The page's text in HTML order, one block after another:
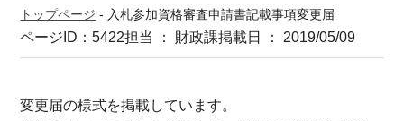
トップページ - 入札参加資格審査申請書記載事項変更届
ページID：5422担当 ： 財政課掲載日 ： 2019/05/09
変更届の様式を掲載しています。